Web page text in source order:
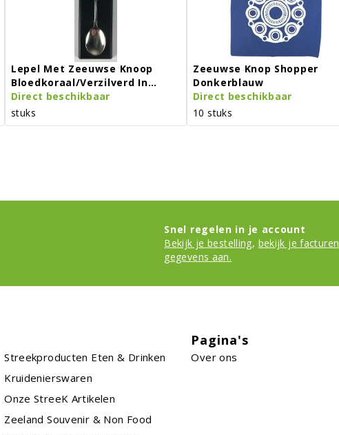
Lepel Met Zeeuwse Knoop
Bloedkoraal/verzilverd In
Doosje
Direct beschikbaar
stuks
Zeeuwse Knop Shopper
Donkerblauw
Direct beschikbaar
10 stuks
Snel regelen in je account
Bekijk je bestelling, bekijk je facturen
gegevens aan.
Streekproducten Eten & Drinken
Kruidenierswaren
Onze StreeK Artikelen
Zeeland Souvenir & Non Food
Pagina's
Over ons